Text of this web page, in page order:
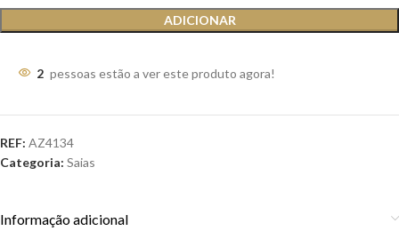
ADICIONAR
2 pessoas estão a ver este produto agora!
REF: AZ4134
Categoria: Saias
Informação adicional